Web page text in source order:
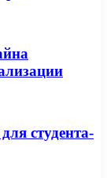
студента-